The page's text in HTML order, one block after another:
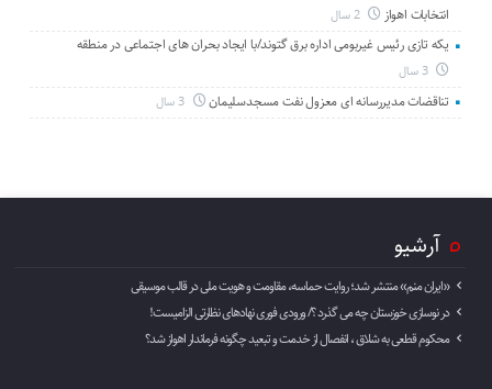
انتخابات اهواز
2 سال
یکه تازی رئیس غیربومی اداره برق گتوند/با ایجاد بحران های اجتماعی در منطقه
3 سال
تناقضات مدیررسانه ای معزول نفت مسجدسلیمان 3 سال
آرشیو
«ایران منم» منتشر شد؛ روایت حماسه، مقاومت و هویت ملی در قالب موسیقی
در نوسازی خوزستان چه می گذرد ؟/ ورودی فوری نهادهای نظارتی الزامیست!
محکوم قطعی به شلاق ، انفصال از خدمت و تبعید چگونه فرماندار اهواز شد؟